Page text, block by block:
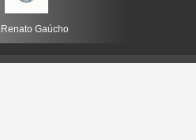
Renato Gaúcho